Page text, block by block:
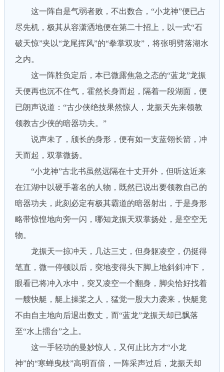
这一阵自是气弱者败，不出数合，“小龙神”便已占
尽先机，极其从容潇洒地便在第二十招上，以一式“石
破天惊”夹以“龙尾挥风”的“拳掌双攻”，将张明劈落湖水
之内。
这一阵胜负定后，本已微露焦急之态的“蓝龙”龙振
天便再也沉不住气，霍然长身而起，隔着一段湖面，便
已朗声说道：“古少侠绝技果然惊人，龙振天先来领教
领教古少侠的暗器功夫。”
说声未了，颀长的身形，便有如一支蓝翎长箭，冲
天而起，双掌微扬。
“小龙神”古北书虽然远隔在十丈开外，但听这近来
在江湖中以硬手著名的人物，既然已说出要领教自己的
暗器功夫，此刻必定有极其霸道的暗器射出，于是身形
略带惊惶地向旁一闪，哪知龙振天双掌扬处，是空空无
物。
龙振天一掠冲天，几达三丈，但身躯凌空，仍挺得
笔直，微一停顿以后，突地变得头下脚上地斜斜冲下，
眼看已将冲入水中，突又凌空一个翻身，脚尖恰好找着
一艘快艇，艇上操桨之人，猛觉一股大力袭来，快艇竟
不由自主地向后退出数丈，而“蓝龙”龙振天却已飘落
至“水上擂台”之上。
这一手轻功的曼妙惊人，又何止比方才“小龙
神”的“寒蝉曳枝”高明百倍，一阵采声过后，龙振天却